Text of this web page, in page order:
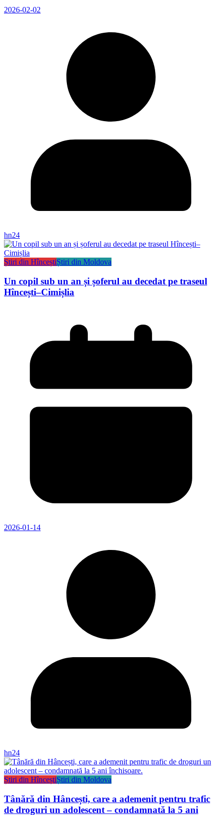
2026-02-02
hn24
Știri din HînceștiȘtiri din Moldova
Un copil sub un an și șoferul au decedat pe traseul
Hîncești–Cimișlia
2026-01-14
hn24
Știri din HînceștiȘtiri din Moldova
Tânără din Hâncești, care a ademenit pentru trafic
de droguri un adolescent – condamnată la 5 ani